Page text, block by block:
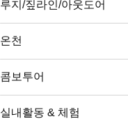
루지/짚라인/아웃도어
온천
콤보투어
실내활동 & 체험